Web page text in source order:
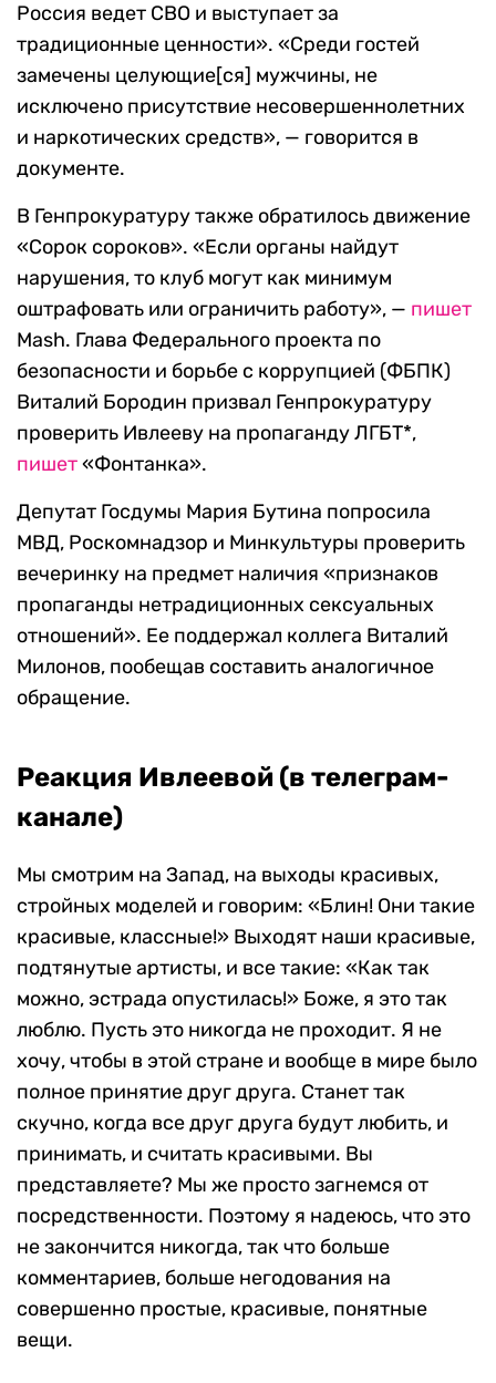
Россия ведет СВО и выступает за
традиционные ценности». «Среди гостей
замечены целующие[ся] мужчины, не
исключено присутствие несовершеннолетних
и наркотических средств», — говорится в
документе.
В Генпрокуратуру также обратилось движение
«Сорок сороков». «Если органы найдут
нарушения, то клуб могут как минимум
оштрафовать или ограничить работу», — пишет
Mash. Глава Федерального проекта по
безопасности и борьбе с коррупцией (ФБПК)
Виталий Бородин призвал Генпрокуратуру
проверить Ивлееву на пропаганду ЛГБТ*,
пишет«Фонтанка».
Депутат Госдумы Мария Бутина попросила
МВД, Роскомнадзор и Минкультуры проверить
вечеринку на предмет наличия «признаков
пропаганды нетрадиционных сексуальных
отношений». Ее поддержал коллега Виталий
Милонов, пообещав составить аналогичное
обращение.
Реакция Ивлеевой (в телеграм-
канале)
Мы смотрим на Запад, на выходы красивых,
стройных моделей и говорим: «Блин! Они такие
красивые, классные!» Выходят наши красивые,
подтянутые артисты, и все такие: «Как так
можно, эстрада опустилась!» Боже, я это так
люблю. Пусть это никогда не проходит. Я не
хочу, чтобы в этой стране и вообще в мире было
полное принятие друг друга. Станет так
скучно, когда все друг друга будут любить, и
принимать, и считать красивыми. Вы
представляете? Мы же просто загнемся от
посредственности. Поэтому я надеюсь, что это
не закончится никогда, так что больше
комментариев, больше негодования на
совершенно простые, красивые, понятные
вещи.